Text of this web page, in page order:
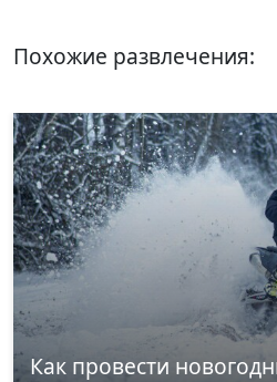
Похожие развлечения:
Как провести